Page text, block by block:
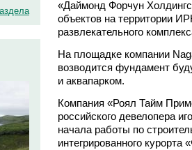
«Даймонд Форчун
объектов на территории
развлекательного
На площадке компании
возводится фундамент
и аквапарком.
Компания «Роял Тайм
российского девелопера
начала работы по
интегрированного курорта